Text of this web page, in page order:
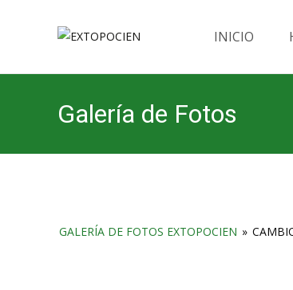
INICIO
Galería de Fotos
GALERÍA DE FOTOS EXTOPOCIEN »